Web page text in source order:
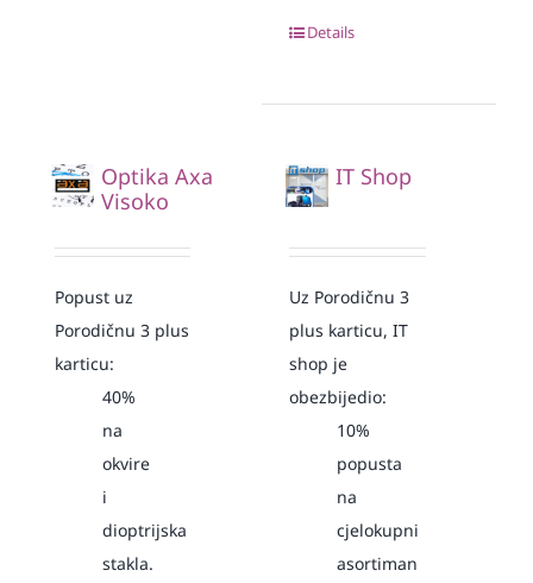
Details
Optika Axa
Visoko
Popust uz
Porodičnu 3 plus
karticu:
40%
na
okvire
i
dioptrijska
stakla.
IT Shop
Uz Porodičnu 3
plus karticu, IT
shop je
obezbijedio:
10%
popusta
na
cjelokupni
asortiman